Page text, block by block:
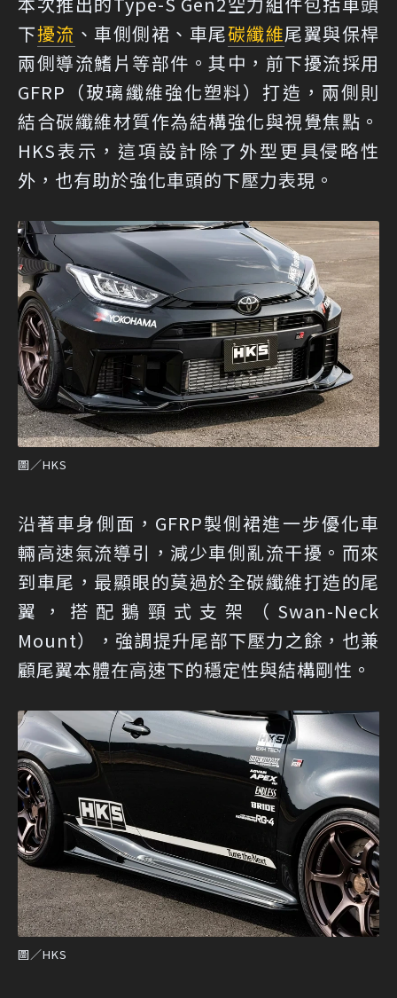
下擾流 、車側側裙、車尾碳纖維尾翼與保桿
兩側導流鰭片等部件。其中，前下擾流採用
GFRP（玻璃纖維強化塑料）打造，兩側則
結合碳纖維材質作為結構強化與視覺焦點。
HKS表示，這項設計除了外型更具侵略性
外，也有助於強化車頭的下壓力表現。
圖／HKS
沿著車身側面，GFRP製側裙進一步優化車
輛高速氣流導引，減少車側亂流干擾。而來
到車尾，最顯眼的莫過於全碳纖維打造的尾
翼，搭配鵝頸式支架（Swan-Neck
Mount），強調提升尾部下壓力之餘，也兼
顧尾翼本體在高速下的穩定性與結構剛性。
圖／HKS